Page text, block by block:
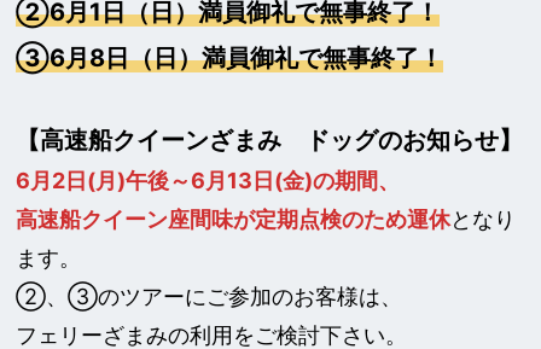
②6月1日（日）満員御礼で無事終了！
③6月8日（日）満員御礼で無事終了！
【高速船クイーンざまみ ドッグのお知らせ】
6月2日(月)午後～6月13日(金)の期間、
高速船クイーン座間味が定期点検のため運休となり
ます。
②、③のツアーにご参加のお客様は、
フェリーざまみの利用をご検討下さい。